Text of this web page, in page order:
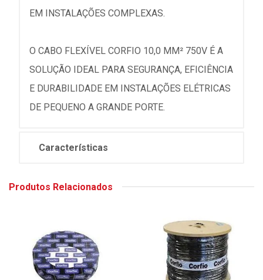
EM INSTALAÇÕES COMPLEXAS.
O CABO FLEXÍVEL CORFIO 10,0 MM² 750V É A
SOLUÇÃO IDEAL PARA SEGURANÇA, EFICIÊNCIA
E DURABILIDADE EM INSTALAÇÕES ELÉTRICAS
DE PEQUENO A GRANDE PORTE.
Características
Produtos Relacionados